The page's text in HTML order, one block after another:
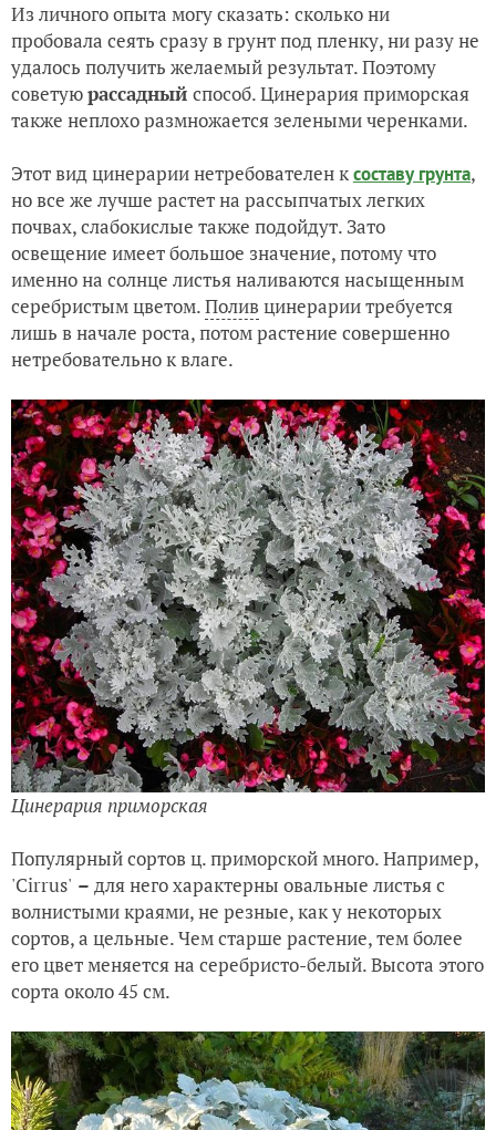
Из личного опыта могу сказать: сколько ни
пробовала сеять сразу в грунт под пленку, ни разу не
удалось получить желаемый результат. Поэтому
советуюрассадный способ. Цинерария приморская
также неплохо размножается зелеными черенками.
Этот вид цинерарии нетребователен ксоставу грунта,
но все же лучше растет на рассыпчатых легких
почвах, слабокислые также подойдут. Зато
освещение имеет большое значение, потому что
именно на солнце листья наливаются насыщенным
серебристым цветом.Поливцинерарии требуется
лишь в начале роста, потом растение совершенно
нетребовательно к влаге.
Цинерария приморская
Популярный сортов ц. приморской много. Например,
'Cirrus' – для него характерны овальные листья с
волнистыми краями, не резные, как у некоторых
сортов, а цельные. Чем старше растение, тем более
его цвет меняется на серебристо-белый. Высота этого
сорта около 45 см.